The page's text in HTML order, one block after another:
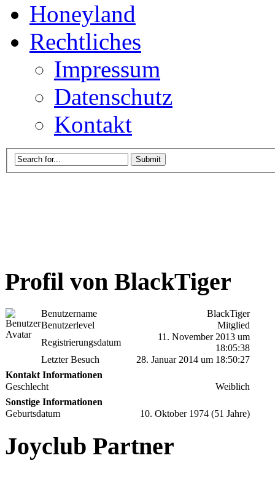
Honeyland
Rechtliches
Impressum
Datenschutz
Kontakt
Profil von BlackTiger
Benutzername
BlackTiger
Benutzerlevel
Mitglied
Registrierungsdatum
11. November 2013 um
18:05:38
Letzter Besuch
28. Januar 2014 um 18:50:27
Kontakt Informationen
Geschlecht
Weiblich
Sonstige Informationen
Geburtsdatum
10. Oktober 1974 (51 Jahre)
Joyclub Partner